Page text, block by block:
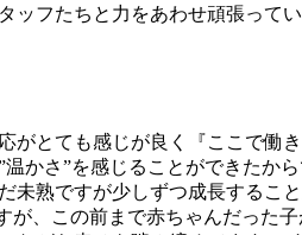
フたちと力をあわせ頑張ってい
がとても感じが良く『ここで働
かさ”を感じることができた
未熟ですが少しずつ成長するこ
が、この前まで赤ちゃんだった